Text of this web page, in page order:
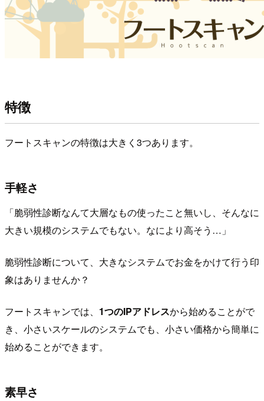
特徴
フートスキャンの特徴は大きく3つあります。
手軽さ
「脆弱性診断なんて大層なもの使ったこと無いし、そんなに
大きい規模のシステムでもない。なにより高そう…」
脆弱性診断について、大きなシステムでお金をかけて行う印
象はありませんか？
フートスキャンでは、 1つのIPアドレスから始めることがで
き、小さいスケールのシステムでも、小さい価格から簡単に
始めることができます。
素早さ